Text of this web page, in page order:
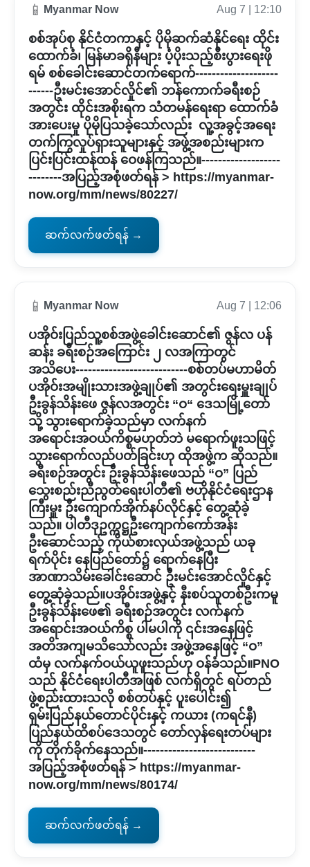
📱 Myanmar Now Aug 7 | 12:10
စစ်အုပ်စု နိုင်ငံတကာနှင့် ပိုမိုဆက်ဆံနိုင်ရေး ထိုင်း
ထောက်ခံ၊ မြန်မာခရိုနီများ ပံ့ပိုးသည့်စီးပွားရေးဖို
ရမ် စစ်ခေါင်းဆောင်တက်ရောက်--------------------
------ဦးမင်းအောင်လှိုင်၏ ဘန်ကောက်ခရီးစဉ်
အတွင်း ထိုင်းအစိုးရက သံတမန်ရေးရာ ထောက်ခံ
အားပေးမှု ပိုမိုပြသခဲ့သော်လည်း လူ့အခွင့်အရေး
တက်ကြွလှုပ်ရှားသူများနှင့် အဖွဲ့အစည်းများက
ပြင်းပြင်းထန်ထန် ဝေဖန်ကြသည်။-------------------
--------အပြည့်အစုံဖတ်ရန် > https://myanmar-
now.org/mm/news/80227/
ဆက်လက်ဖတ်ရန် →
📱 Myanmar Now Aug 7 | 12:06
ပအိုဝ်းပြည်သူ့စစ်အဖွဲ့ခေါင်းဆောင်၏ ဇွန်လ ပန်
ဆန်း ခရီးစဉ်အကြောင်း ၂ လအကြာတွင်
အသိပေး---------------------------စစ်တပ်မဟာမိတ်
ပအိုဝ်းအမျိုးသားအဖွဲ့ချုပ်၏ အတွင်းရေးမှူးချုပ်
ဦးခွန်သိန်းဖေ ဇွန်လအတွင်း “ဝ“ ဒေသမြို့တော်
သို့ သွားရောက်ခဲ့သည်မှာ လက်နက်
အရောင်းအဝယ်ကိစ္စမဟုတ်ဘဲ မရောက်ဖူးသဖြင့်
သွားရောက်လည်ပတ်ခြင်းဟု ထိုအဖွဲ့က ဆိုသည်။
ခရီးစဉ်အတွင်း ဦးခွန်သိန်းဖေသည် “ဝ” ပြည်
သွေးစည်းညီညွတ်ရေးပါတီ၏ ဗဟိုနိုင်ငံရေးဌာန
ကြီးမှူး ဦးကျောက်အိုက်နပ်လိုင်နှင့် တွေ့ဆုံခဲ့
သည်။ ပါတီဒုဥက္ကဋ္ဌဦးကျောက်ကော်အန်း
ဦးဆောင်သည့် ကိုယ်စားလှယ်အဖွဲ့သည် ယခု
ရက်ပိုင်း နေပြည်တော်၌ ရောက်နေပြီး
အာဏာသိမ်းခေါင်းဆောင် ဦးမင်းအောင်လှိုင်နှင့်
တွေ့ဆုံခဲ့သည်။ပအိုဝ်းအဖွဲ့နှင့် နီးစပ်သူတစ်ဦးကမူ
ဦးခွန်သိန်းဖေ၏ ခရီးစဉ်အတွင်း လက်နက်
အရောင်းအဝယ်ကိစ္စ ပါမပါကို ၎င်းအနေဖြင့်
အတိအကျမသိသော်လည်း အဖွဲ့အနေဖြင့် “ဝ”
ထံမှ လက်နက်ဝယ်ယူဖူးသည်ဟု ဝန်ခံသည်။PNO
သည် နိုင်ငံရေးပါတီအဖြစ် လက်ရှိတွင် ရပ်တည်
ဖွဲ့စည်းထားသလို စစ်တပ်နှင့် ပူးပေါင်း၍
ရှမ်းပြည်နယ်တောင်ပိုင်းနှင့် ကယား (ကရင်နီ)
ပြည်နယ်ထိစပ်ဒေသတွင် တော်လှန်ရေးတပ်များ
ကို တိုက်ခိုက်နေသည်။---------------------------
အပြည့်အစုံဖတ်ရန် > https://myanmar-
now.org/mm/news/80174/
ဆက်လက်ဖတ်ရန် →